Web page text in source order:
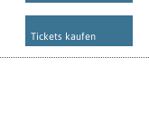
Tickets kaufen